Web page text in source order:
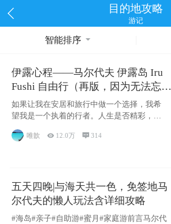
目的地攻略
游记
智能排序
伊露心程——马尔代夫 伊露岛 Iru
Fushi 自由行（再版，因为无法忘却
的留恋）
如果让我在安居和旅行中做一个选择，我希
望我是一个执着的行者。人生是否精彩，都
源于自己
唯歆  12.0万  314
五天四晚|与海天共一色，免签地马
尔代夫的懒人玩法含详细攻略
#海岛#亲子#自助游#蜜月#家庭游前言马尔代